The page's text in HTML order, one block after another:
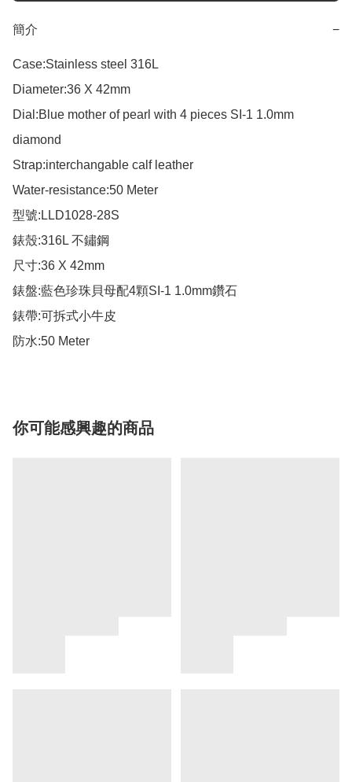
簡介 −
Case:Stainless steel 316L
Diameter:36 X 42mm
Dial:Blue mother of pearl with 4 pieces SI-1 1.0mm
diamond
Strap:interchangable calf leather
Water-resistance:50 Meter
型號:LLD1028-28S
錶殼:316L 不鏽鋼
尺寸:36 X 42mm
錶盤:藍色珍珠貝母配4顆SI-1 1.0mm鑽石
錶帶:可拆式小牛皮
防水:50 Meter
你可能感興趣的商品